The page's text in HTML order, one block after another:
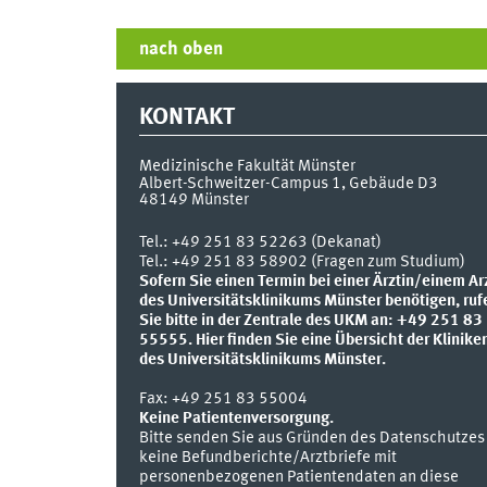
nach oben
KONTAKT
Medizinische Fakultät Münster
Albert-Schweitzer-Campus 1, Gebäude D3
48149 Münster
Tel.: +49 251 83 52263 (Dekanat)
Tel.: +49 251 83 58902 (Fragen zum Studium)
Sofern Sie einen Termin bei einer Ärztin/einem
des Universitätsklinikums Münster benötigen,
Sie bitte in der Zentrale des UKM an: +49 251 83
55555. Hier finden Sie eine Übersicht der
des Universitätsklinikums Münster.
Fax: +49 251 83 55004
Keine Patientenversorgung.
Bitte senden Sie aus Gründen des Datenschutzes
keine Befundberichte/Arztbriefe mit
personenbezogenen Patientendaten an diese